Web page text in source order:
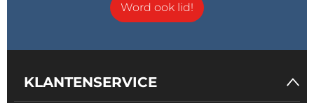
Word ook lid!
KLANTENSERVICE